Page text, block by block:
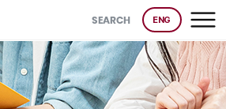
SEARCH ENG